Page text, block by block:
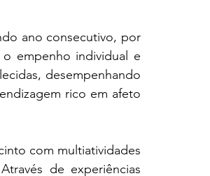
ano consecutivo, por
empenho individual e
desempenhando
rico em afeto
com multiatividades
de experiências